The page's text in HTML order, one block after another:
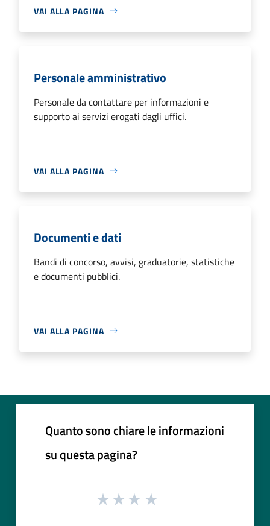
VAI ALLA PAGINA
Personale amministrativo
Personale da contattare per informazioni e
supporto ai servizi erogati dagli uffici.
VAI ALLA PAGINA
Documenti e dati
Bandi di concorso, avvisi, graduatorie, statistiche
e documenti pubblici.
VAI ALLA PAGINA
Quanto sono chiare le informazioni
su questa pagina?